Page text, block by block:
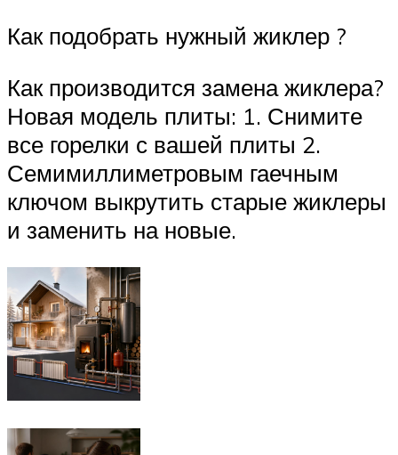
Как подобрать нужный жиклер ?
Как производится замена жиклера?
Новая модель плиты: 1. Снимите
все горелки с вашей плиты 2.
Семимиллиметровым гаечным
ключом выкрутить старые жиклеры
и заменить на новые.